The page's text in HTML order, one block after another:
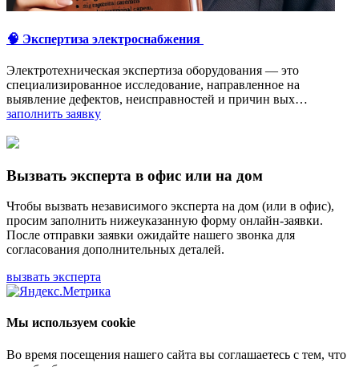
🧠 Экспертиза электроснабжения
Электротехническая экспертиза оборудования — это
специализированное исследование, направленное на
выявление дефектов, неисправностей и причин вых…
заполнить заявку
Вызвать эксперта в офис или на дом
Чтобы вызвать независимого эксперта на дом (или в офис),
просим заполнить нижеуказанную форму онлайн-заявки.
После отправки заявки ожидайте нашего звонка для
согласования дополнительных деталей.
вызвать эксперта
Мы используем cookie
Во время посещения нашего сайта вы соглашаетесь с тем, что